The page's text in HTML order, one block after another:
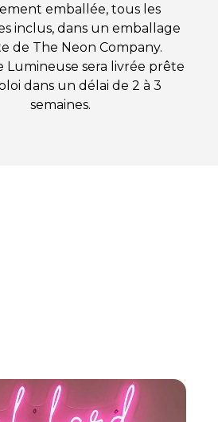
emballée, tous les
inclus, dans un emballage
de The Neon Company.
Lumineuse sera livrée prête
dans un délai de 2 à 3
semaines.